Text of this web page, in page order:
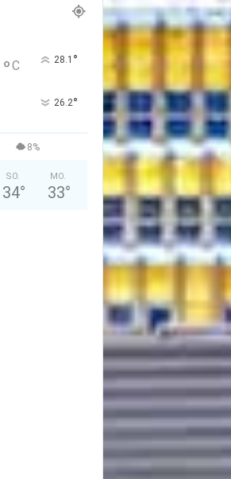
°C 28.1 °
26.2°
8%
SO.
34°
MO.
33°